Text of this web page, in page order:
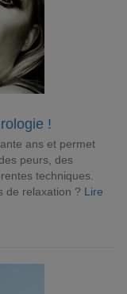
!
ans et permet
peurs, des
techniques.
de relaxation ? Lire